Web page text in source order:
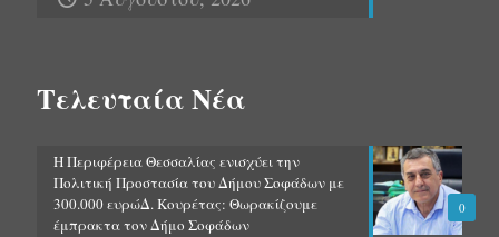
Τελευταία Νέα
0
Η Περιφέρεια Θεσσαλίας ενισχύει την
Πολιτική Προστασία του Δήμου Σοφάδων με
300.000 ευρώΔ. Κουρέτας: Θωρακίζουμε
έμπρακτα τον Δήμο Σοφάδων